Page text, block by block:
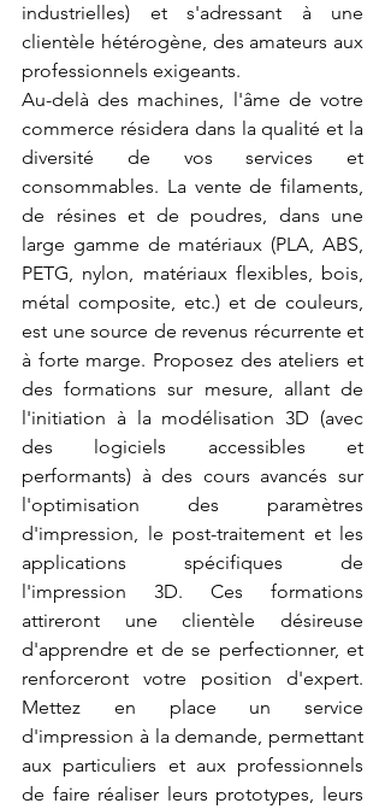
industrielles) et s'adressant à une
clientèle hétérogène, des amateurs aux
professionnels exigeants.
Au-delà des machines, l'âme de votre
commerce résidera dans la qualité et la
diversité de vos services et
consommables. La vente de filaments,
de résines et de poudres, dans une
large gamme de matériaux (PLA, ABS,
PETG, nylon, matériaux flexibles, bois,
métal composite, etc.) et de couleurs,
est une source de revenus récurrente et
à forte marge. Proposez des ateliers et
des formations sur mesure, allant de
l'initiation à la modélisation 3D (avec
des logiciels accessibles et
performants) à des cours avancés sur
l'optimisation des paramètres
d'impression, le post-traitement et les
applications spécifiques de
l'impression 3D. Ces formations
attireront une clientèle désireuse
d'apprendre et de se perfectionner, et
renforceront votre position d'expert.
Mettez en place un service
d'impression à la demande, permettant
aux particuliers et aux professionnels
de faire réaliser leurs prototypes, leurs